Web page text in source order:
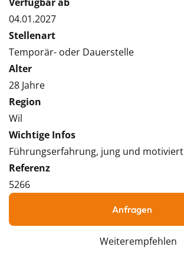
04.01.2027
Stellenart
Temporär- oder Dauerstelle
Alter
28 Jahre
Region
Wil
Wichtige Infos
Führungserfahrung, jung und motiviert
Referenz
5266
Anfragen
Weiterempfehlen